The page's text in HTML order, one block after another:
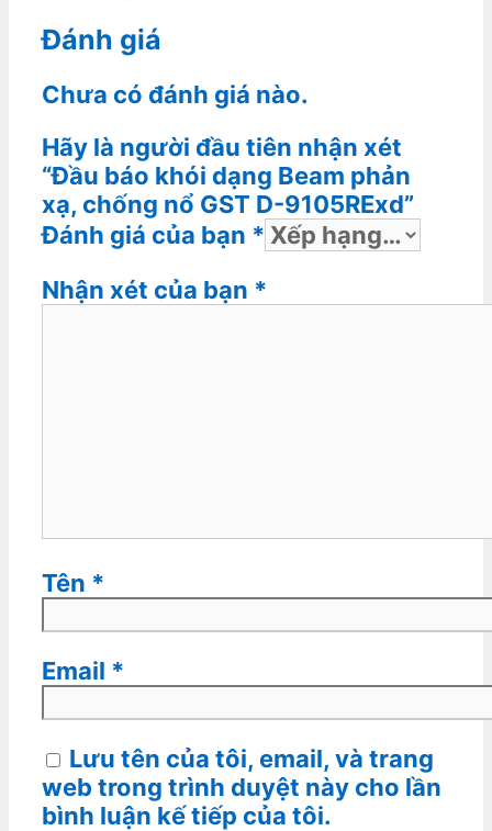
Đánh giá
Chưa có đánh giá nào.
Hãy là người đầu tiên nhận xét
“Đầu báo khói dạng Beam phản
xạ, chống nổ GST D-9105RExd”
Đánh giá của bạn *
Nhận xét của bạn *
Tên *
Email *
Lưu tên của tôi, email, và trang
web trong trình duyệt này cho lần
bình luận kế tiếp của tôi.